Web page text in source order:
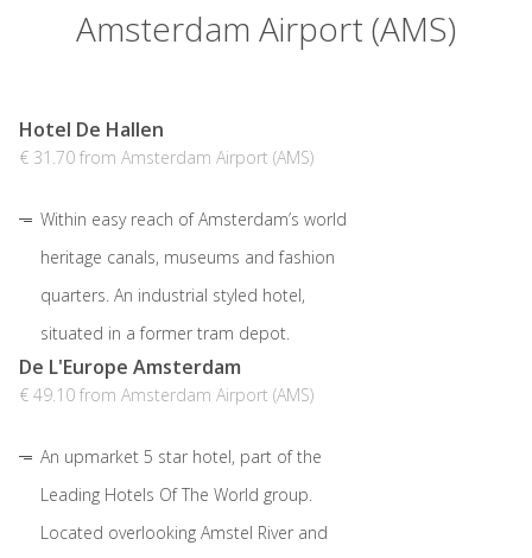
Amsterdam Airport (AMS)
Hotel De Hallen
€ 31.70 from Amsterdam Airport (AMS)
Within easy reach of Amsterdam’s world
heritage canals, museums and fashion
quarters. An industrial styled hotel,
situated in a former tram depot.
De L'Europe Amsterdam
€ 49.10 from Amsterdam Airport (AMS)
An upmarket 5 star hotel, part of the
Leading Hotels Of The World group.
Located overlooking Amstel River and